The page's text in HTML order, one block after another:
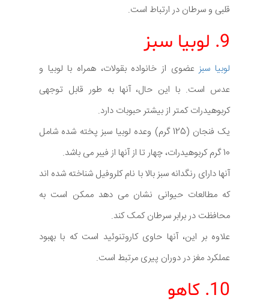
قلبی و سرطان در ارتباط است.
9. لوبیا سبز
لوبیا سبزعضوی از خانواده بقولات، همراه با لوبیا و
عدس است. با این حال، آنها به طور قابل توجهی
کربوهیدرات کمتر از بیشتر حبوبات دارد.
یک فنجان (125 گرم) وعده لوبیا سبز پخته شده شامل
10 گرم کربوهیدرات، چهار تا از آنها از فیبر می باشد.
آنها دارای رنگدانه سبز بالا با نام کلروفیل شناخته شده اند
که مطالعات حیوانی نشان می دهد ممکن است به
محافظت در برابر سرطان کمک کند.
علاوه بر این، آنها حاوی کاروتنوئید است که با بهبود
عملکرد مغز در دوران پیری مرتبط است.
10. کاهو